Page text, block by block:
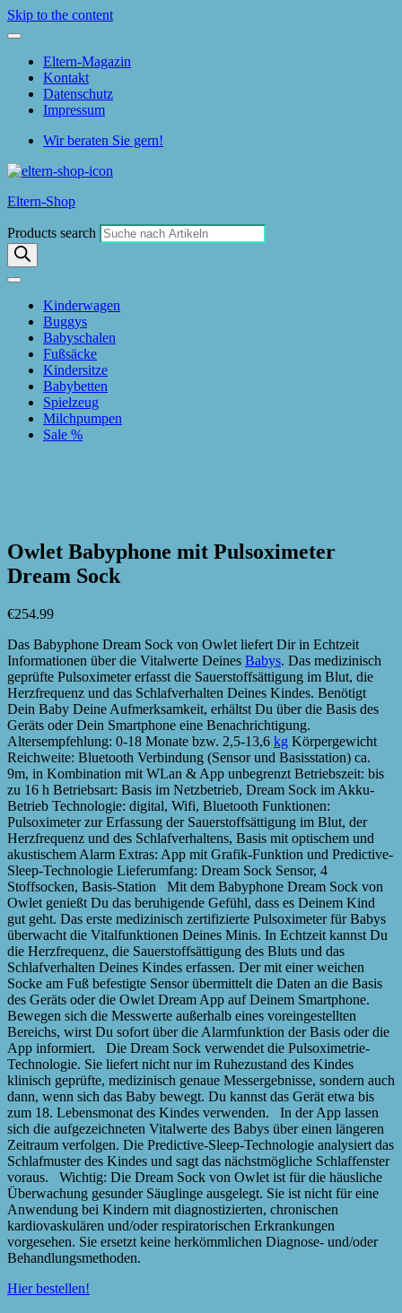
Skip to the content
Eltern-Magazin
Kontakt
Datenschutz
Impressum
Wir beraten Sie gern!
Eltern-Shop
Products search
Kinderwagen
Buggys
Babyschalen
Fußsäcke
Kindersitze
Babybetten
Spielzeug
Milchpumpen
Sale %
Owlet Babyphone mit Pulsoximeter
Dream Sock
€254.99
Das Babyphone Dream Sock von Owlet liefert Dir in Echtzeit
Informationen über die Vitalwerte Deines Babys. Das medizinisch
geprüfte Pulsoximeter erfasst die Sauerstoffsättigung im Blut, die
Herzfrequenz und das Schlafverhalten Deines Kindes. Benötigt
Dein Baby Deine Aufmerksamkeit, erhältst Du über die Basis des
Geräts oder Dein Smartphone eine Benachrichtigung.
Altersempfehlung: 0-18 Monate bzw. 2,5-13,6 kg Körpergewicht
Reichweite: Bluetooth Verbindung (Sensor und Basisstation) ca.
9m, in Kombination mit WLan & App unbegrenzt Betriebszeit: bis
zu 16 h Betriebsart: Basis im Netzbetrieb, Dream Sock im Akku-
Betrieb Technologie: digital, Wifi, Bluetooth Funktionen:
Pulsoximeter zur Erfassung der Sauerstoffsättigung im Blut, der
Herzfrequenz und des Schlafverhaltens, Basis mit optischem und
akustischem Alarm Extras: App mit Grafik-Funktion und Predictive-
Sleep-Technologie Lieferumfang: Dream Sock Sensor, 4
Stoffsocken, Basis-Station Mit dem Babyphone Dream Sock von
Owlet genießt Du das beruhigende Gefühl, dass es Deinem Kind
gut geht. Das erste medizinisch zertifizierte Pulsoximeter für Babys
überwacht die Vitalfunktionen Deines Minis. In Echtzeit kannst Du
die Herzfrequenz, die Sauerstoffsättigung des Bluts und das
Schlafverhalten Deines Kindes erfassen. Der mit einer weichen
Socke am Fuß befestigte Sensor übermittelt die Daten an die Basis
des Geräts oder die Owlet Dream App auf Deinem Smartphone.
Bewegen sich die Messwerte außerhalb eines voreingestellten
Bereichs, wirst Du sofort über die Alarmfunktion der Basis oder die
App informiert. Die Dream Sock verwendet die Pulsoximetrie-
Technologie. Sie liefert nicht nur im Ruhezustand des Kindes
klinisch geprüfte, medizinisch genaue Messergebnisse, sondern auch
dann, wenn sich das Baby bewegt. Du kannst das Gerät etwa bis
zum 18. Lebensmonat des Kindes verwenden. In der App lassen
sich die aufgezeichneten Vitalwerte des Babys über einen längeren
Zeitraum verfolgen. Die Predictive-Sleep-Technologie analysiert das
Schlafmuster des Kindes und sagt das nächstmögliche Schlaffenster
voraus. Wichtig: Die Dream Sock von Owlet ist für die häusliche
Überwachung gesunder Säuglinge ausgelegt. Sie ist nicht für eine
Anwendung bei Kindern mit diagnostizierten, chronischen
kardiovaskulären und/oder respiratorischen Erkrankungen
vorgesehen. Sie ersetzt keine herkömmlichen Diagnose- und/oder
Behandlungsmethoden.
Hier bestellen!